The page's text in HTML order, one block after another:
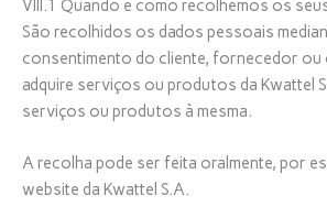
VIII.1 Quando e como recolhemos os
São recolhidos os dados pessoais
consentimento do cliente, fornecedor ou
adquire serviços ou produtos da Kwattel
serviços ou produtos à mesma.
A recolha pode ser feita oralmente, por
website da Kwattel S.A.